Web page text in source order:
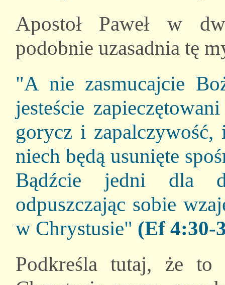
Apostoł Paweł w
podobnie uzasadnia tę
"A nie zasmucajcie
jesteście
gorycz i
niech będą usunięte
Bądźcie jedni dla
odpuszczając sobie
w Chrystusie" (Ef 4:30-
Podkreśla tutaj, że